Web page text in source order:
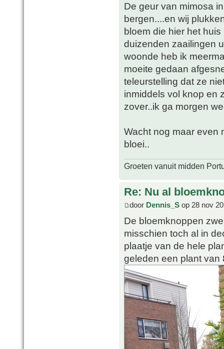
De geur van mimosa
bergen....en wij
bloem die hier het
duizenden zaailingen
woonde heb ik
moeite gedaan
teleurstelling dat ze
inmiddels vol knop en
zover..ik ga morgen
Wacht nog maar even
bloei..
Groeten vanuit midden
Re: Nu al
door Dennis_S op 28 nov
De bloemknoppen
misschien toch al in
plaatje van de hele
geleden een plant van